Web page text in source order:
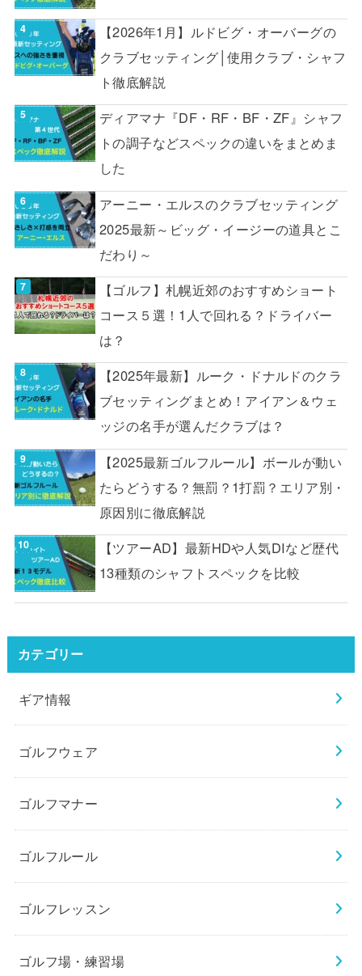
【2026年1月】ルドビグ・オーバーグの
クラブセッティング│使用クラブ・シャフ
ト徹底解説
ディアマナ『DF・RF・BF・ZF』シャフ
トの調子などスペックの違いをまとめま
した
アーニー・エルスのクラブセッティング
2025最新～ビッグ・イージーの道具とこ
だわり～
【ゴルフ】札幌近郊のおすすめショート
コース５選！1人で回れる？ドライバー
は？
【2025年最新】ルーク・ドナルドのクラ
ブセッティングまとめ！アイアン＆ウェ
ッジの名手が選んだクラブは？
【2025最新ゴルフルール】ボールが動い
たらどうする？無罰？1打罰？エリア別・
原因別に徹底解説
【ツアーAD】最新HDや人気DIなど歴代
13種類のシャフトスペックを比較
カテゴリー
ギア情報
ゴルフウェア
ゴルフマナー
ゴルフルール
ゴルフレッスン
ゴルフ場・練習場